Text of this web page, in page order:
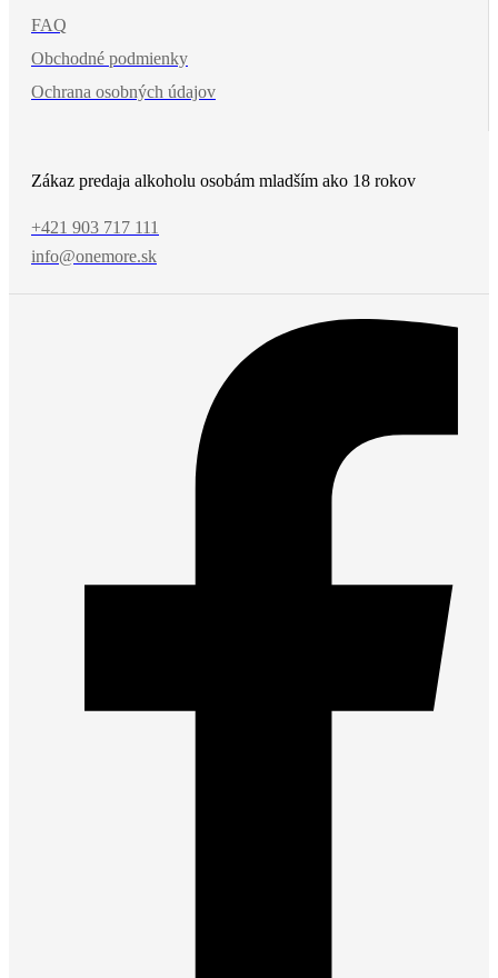
FAQ
Obchodné podmienky
Ochrana osobných údajov
Zákaz predaja alkoholu osobám mladším ako 18 rokov
+421 903 717 111
info@onemore.sk